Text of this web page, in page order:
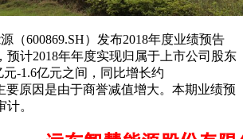
（600869.SH）发布2018年度业绩预告
预计2018年年度实现归属于上市公司股东
元-1.6亿元之间，同比增长约
要原因是由于商誉减值增大。本期业绩预
。